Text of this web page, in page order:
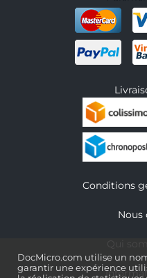
DocMicro.com utilise un
garantir une expérience
Conditions
Nous